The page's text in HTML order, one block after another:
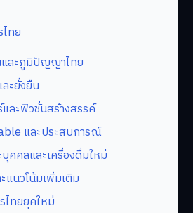
ทย
ละภูมิปัญญาไทย
ะยั่งยืน
ละฟิวชั่นสร้างสรรค์
และประสบการณ์
คคลและเครื่องดื่มใหม่
แนวโน้มเพิ่มเติม
ไทยยุคใหม่